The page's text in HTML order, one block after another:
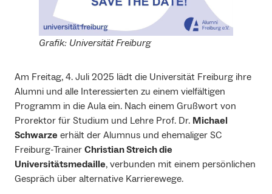
Grafik: Universität Freiburg
Am Freitag, 4. Juli 2025 lädt die Universität Freiburg ihre
Alumni und alle Interessierten zu einem vielfältigen
Programm in die Aula ein. Nach einem Grußwort von
Prorektor für Studium und Lehre Prof. Dr. Michael
Schwarze erhält der Alumnus und ehemaliger SC
Freiburg-Trainer Christian Streich die
Universitätsmedaille, verbunden mit einem persönlichen
Gespräch über alternative Karrierewege.